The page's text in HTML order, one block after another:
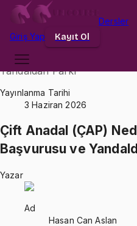
Dersler
GirişYap Kayıt Ol
Anasayfa
Blog
Çift Anadal (ÇAP) Nedir?
Yandaldan Farkı
Yayınlanma Tarihi
3 Haziran 2026
Çift Anadal (ÇAP)
Başvurusu ve
Yazar
Ad
Hasan Can Aslan